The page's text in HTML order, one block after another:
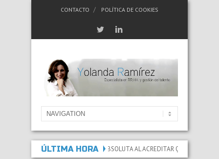
CONTACTO POLÍTICA DE COOKIES
ÚLTIMA HORA
LA INCAPACIDAD PERMANENTE ABSOLUTA AL ACREDITAR QUE LAS